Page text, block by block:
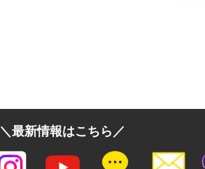
＼最新情報はこちら／